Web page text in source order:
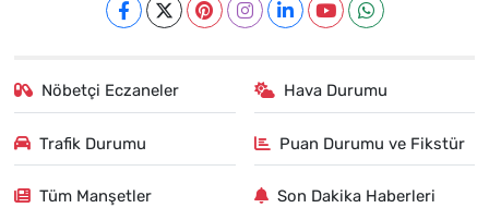
Nöbetçi Eczaneler Hava Durumu
Trafik Durumu Puan Durumu ve Fikstür
Tüm Manşetler Son Dakika Haberleri